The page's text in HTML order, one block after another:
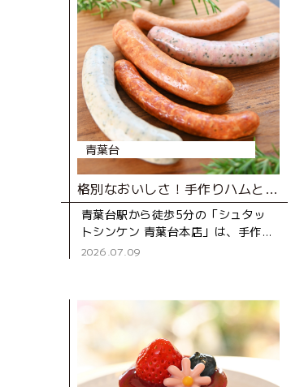
青葉台
格別なおいしさ！手作りハムとソーセージ専門店
青葉台駅から徒歩5分の「シュタッ
トシンケン 青葉台本店」は、手作り
ハムとソーセージの専門店。創業39
2026.07.09